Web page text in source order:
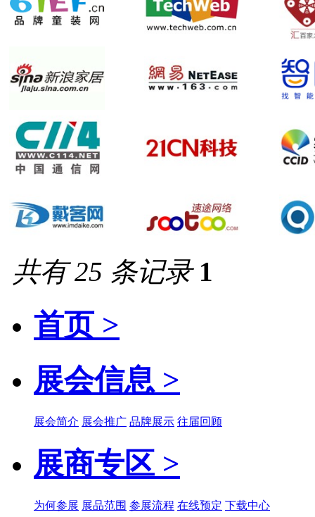
共有 25 条记录 1
首页 >
展会信息 >
展会简介 展会推广 品牌展示 往届回顾
展商专区 >
为何参展 展品范围 参展流程 在线预定 下载中心